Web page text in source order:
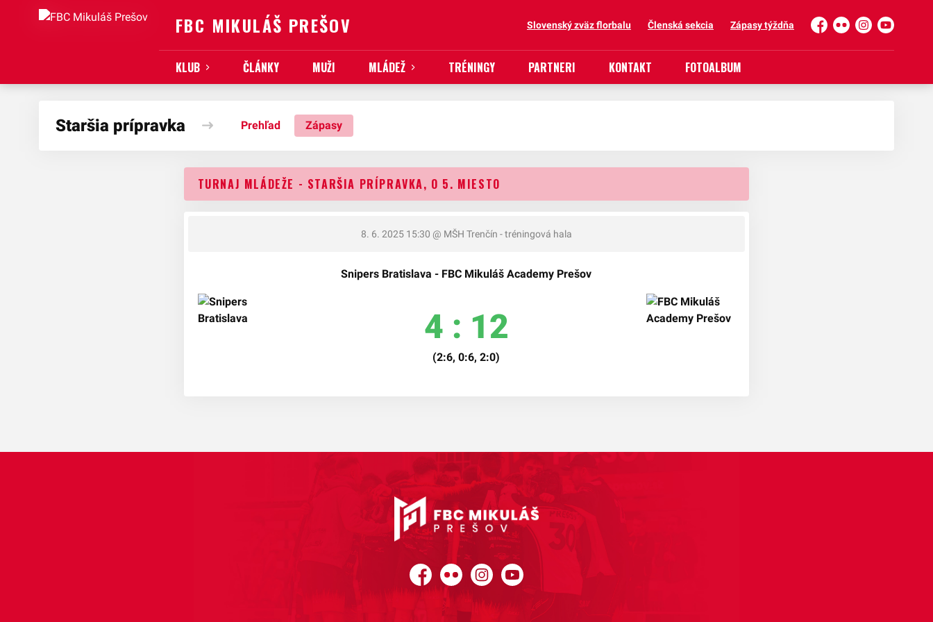
FBC MIKULÁŠ PREŠOV Slovenský zväz florbalu Členská sekcia Zápasy týždňa
Facebook
FlickrInstagramYouTube
KLUB ČLÁNKY MUŽI MLÁDEŽ TRÉNINGY PARTNERI KONTAKT FOTOALBUM
Staršia prípravka Prehľad Zápasy
TURNAJ MLÁDEŽE - STARŠIA PRÍPRAVKA, O 5. MIESTO
8. 6. 2025 15:30 @ MŠH Trenčín - tréningová hala
Snipers Bratislava - FBC Mikuláš Academy Prešov
4 : 12
(2:6, 0:6, 2:0)
Facebook
Flickr InstagramYouTube